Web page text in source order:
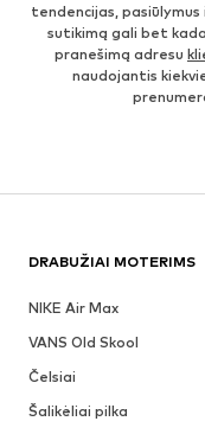
tendencijas, pasiūlymus
sutikimą gali bet
pranešimą adresu
naudojantis
DRABUŽIAI MOTERIMS
NIKE Air Max
VANS Old Skool
Čelsiai
Šalikėliai pilka